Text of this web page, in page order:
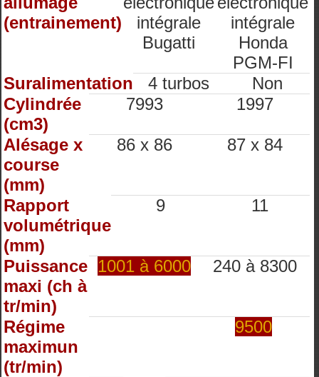
(entrainement)
intégrale
Bugatti
intégrale
Honda
PGM-FI
Suralimentation
4 turbos
Non
Cylindrée
(cm3)
7993 1997
Alésage x
course
(mm)
86 x 86 87 x 84
Rapport
volumétrique
(mm)
9 11
Puissance
maxi (ch à
tr/min)
1001 à 6000 240 à 8300
Régime
maximun
(tr/min)
9500